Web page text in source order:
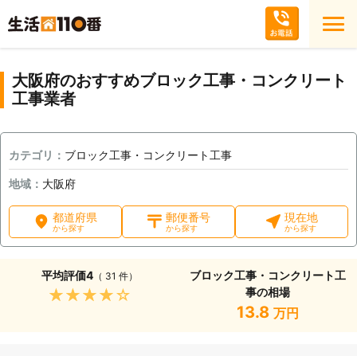
大阪府のおすすめブロック工事・コンクリート
工事業者
カテゴリ： ブロック工事・コンクリート工事
地域： 大阪府
都道府県
から探す
郵便番号
から探す
現在地
から探す
平均評価4（ 31 件）
★★★★★
ブロック工事・コンクリート工
事の相場
13.8 万円